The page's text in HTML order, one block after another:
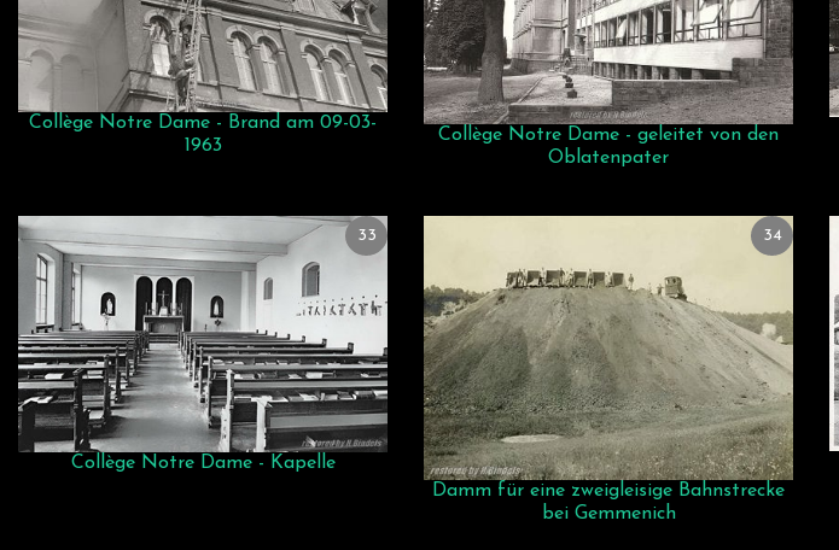
Collège Notre Dame - Brand am 09-03-
1963
Collège Notre Dame - geleitet von den
Oblatenpater
Collège Notre Dame - Kapelle
33
Damm für eine zweigleisige Bahnstrecke
bei Gemmenich
34